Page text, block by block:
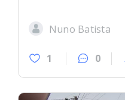
Nuno Batista
1 0